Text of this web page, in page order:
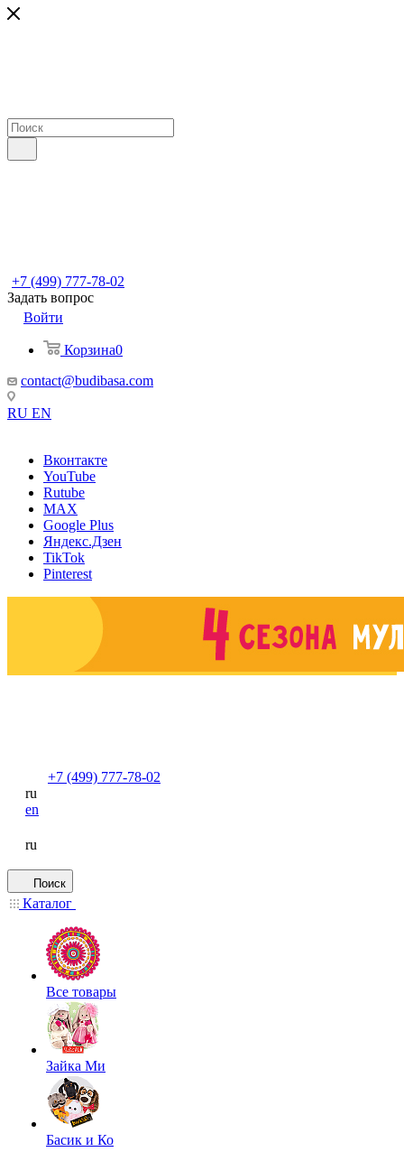
+7 (499) 777-78-02
Задать вопрос
Войти
Корзина0
contact@budibasa.com
RU EN
Вконтакте
YouTube
Rutube
MAX
Google Plus
Яндекс.Дзен
TikTok
Pinterest
+7 (499) 777-78-02
ru
en
ru
Поиск
Каталог
Все товары
Зайка Ми
Басик и Ко